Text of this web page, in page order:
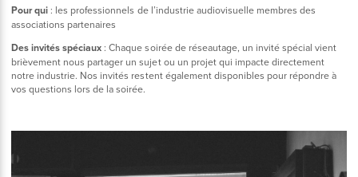
Pour qui: les professionnels de l’industrie audiovisuelle membres des
associations partenaires
Des invités spéciaux: Chaque soirée de réseautage, un invité spécial vient
brièvement nous partager un sujet ou un projet qui impacte directement
notre industrie. Nos invités restent également disponibles pour répondre à
vos questions lors de la soirée.